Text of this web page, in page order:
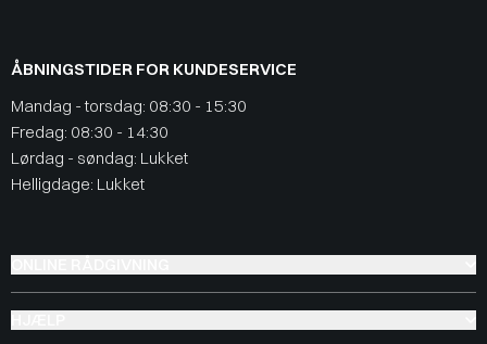
ÅBNINGSTIDER FOR KUNDESERVICE
Mandag - torsdag: 08:30 - 15:30
Fredag: 08:30 - 14:30
Lørdag - søndag: Lukket
Helligdage: Lukket